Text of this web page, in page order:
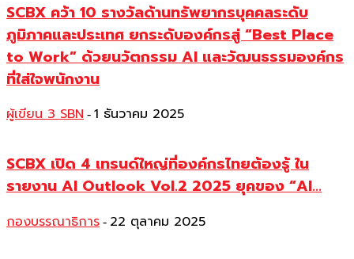
SCBX คว้า 10 รางวัลด้านทรัพยากรบุคคลระดับ
ภูมิภาคและประเทศ ยกระดับองค์กรสู่ “Best Place
to Work” ด้วยนวัตกรรม AI และวัฒนธรรมองค์กร
ที่ใส่ใจพนักงาน
ผู้เขียน 3 SBN - 1 ธันวาคม 2025
SCBX เปิด 4 เทรนด์ใหญ่ที่องค์กรไทยต้องรู้ ใน
รายงาน AI Outlook Vol.2 2025 ยุคของ “AI...
กองบรรณาธิการ - 22 ตุลาคม 2025